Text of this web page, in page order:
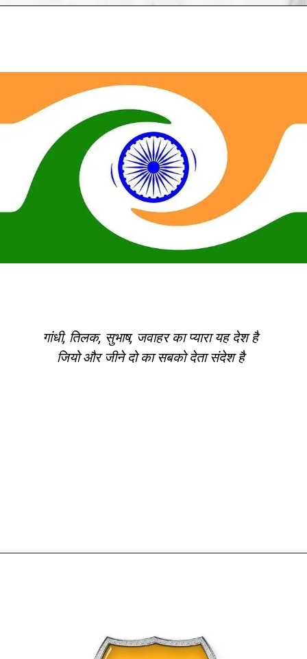
गांधी, तिलक, सुभाष, जवाहर का प्यारा यह देश है
जियो और जीने दो का सबको देता संदेश है